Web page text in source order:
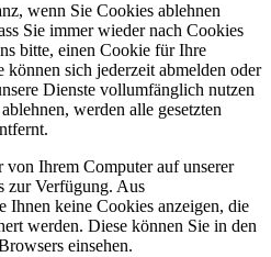
wenn Sie Cookies ablehnen
Sie immer wieder nach Cookies
bitte, einen Cookie für Ihre
können sich jederzeit abmelden oder
Dienste vollumfänglich nutzen
werden alle gesetzten
Ihrem Computer auf unserer
zur Verfügung. Aus
Ihnen keine Cookies anzeigen, die
werden. Diese können Sie in den
einsehen.